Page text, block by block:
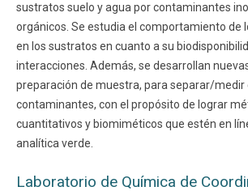
sustratos suelo y agua por contaminantes
orgánicos. Se estudia el comportamiento de
en los sustratos en cuanto a su
interacciones. Además, se desarrollan
preparación de muestra, para separar/medir
contaminantes, con el propósito de lograr
cuantitativos y biomiméticos que estén en
analítica verde.
Laboratorio de Química de